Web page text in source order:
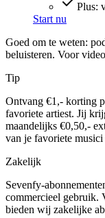
Plus:
Start nu
Goed om te weten:
beluisteren. Voor
Tip
Ontvang €1,- korting
favoriete artiest. Jij
maandelijks €0,50,-
van je favoriete
Zakelijk
Sevenfy-
commercieel gebruik.
bieden wij zakelijke